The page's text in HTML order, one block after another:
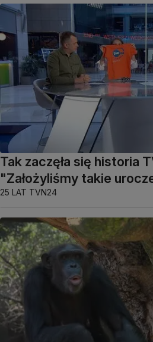
Tak zaczęła się historia
"Założyliśmy takie
25 LAT TVN24